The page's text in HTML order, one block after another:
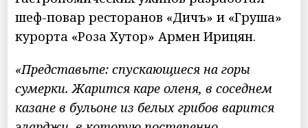
шеф-повар ресторанов «Дичъ» и «Груша»
курорта «Роза Хутор» Армен Ирицян.
«Представьте: спускающиеся на горы
сумерки. Жарится каре оленя, в соседнем
казане в бульоне из белых грибов варится